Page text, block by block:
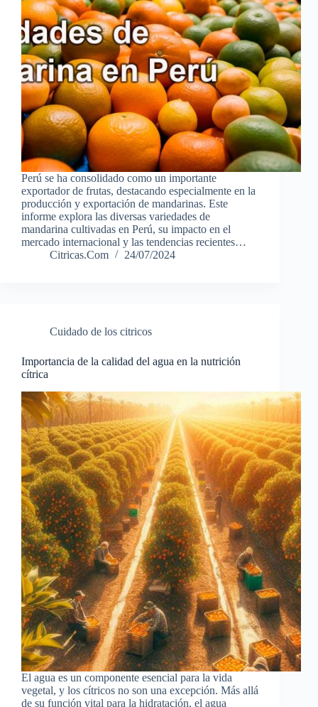
Perú se ha consolidado como un importante
exportador de frutas, destacando especialmente en la
producción y exportación de mandarinas. Este
informe explora las diversas variedades de
mandarina cultivadas en Perú, su impacto en el
mercado internacional y las tendencias recientes…
Citricas.Com
24/07/2024
Cuidado de los citricos
Importancia de la calidad del agua en la nutrición
cítrica
El agua es un componente esencial para la vida
vegetal, y los cítricos no son una excepción. Más allá
de su función vital para la hidratación, el agua